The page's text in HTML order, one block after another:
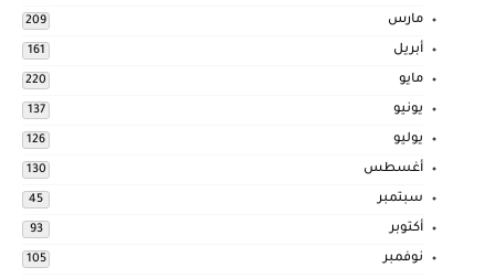
مارس 209
أبريل 161
مايو 220
يونيو 137
يوليو 126
أغسطس 130
سبتمبر 45
أكتوبر 93
نوفمبر 105